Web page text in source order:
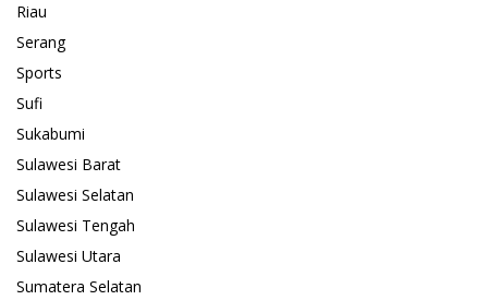
Riau
Serang
Sports
Sufi
Sukabumi
Sulawesi Barat
Sulawesi Selatan
Sulawesi Tengah
Sulawesi Utara
Sumatera Selatan